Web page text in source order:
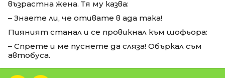
възрастна жена. Тя му казва:
– Знаете ли, че отивате в ада така!
Пияният станал и се провикнал към шофьора:
– Спрете и ме пуснете да сляза! Объркал съм
автобуса.